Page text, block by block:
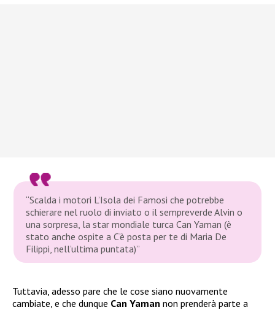
“Scalda i motori L’Isola dei Famosi che potrebbe
schierare nel ruolo di inviato o il sempreverde Alvin o
una sorpresa, la star mondiale turca Can Yaman (è
stato anche ospite a C’è posta per te di Maria De
Filippi, nell’ultima puntata)”
Tuttavia, adesso pare che le cose siano nuovamente
cambiate, e che dunque Can Yaman non prenderà parte a